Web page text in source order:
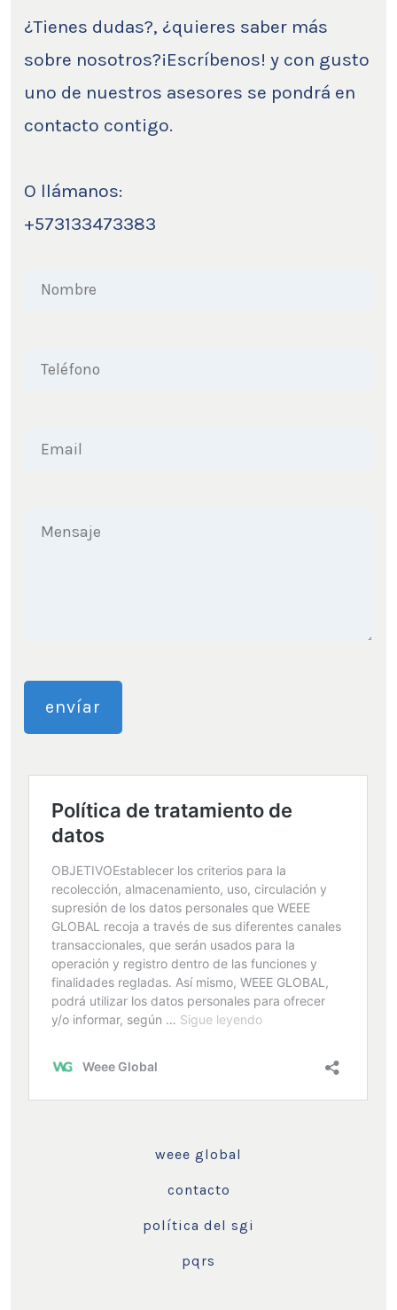
¿Tienes dudas?, ¿quieres saber más
sobre nosotros?¡Escríbenos! y con gusto
uno de nuestros asesores se pondrá en
contacto contigo.
O llámanos:
+573133473383
envíar
weee global
contacto
política del sgi
pqrs